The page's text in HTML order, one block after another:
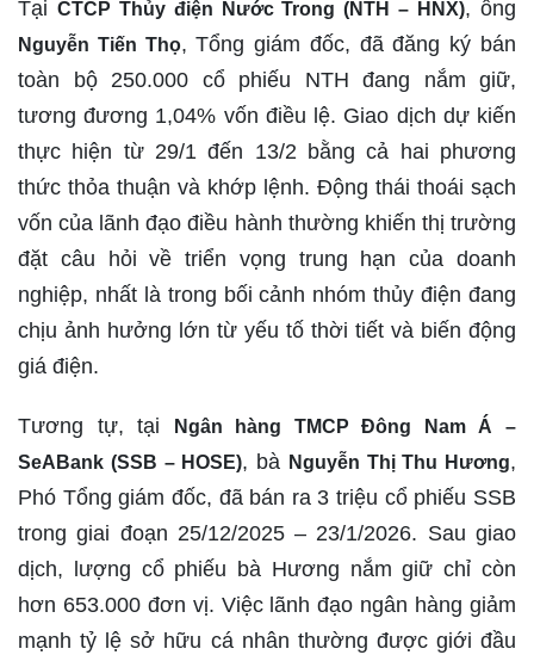
Tại CTCP Thủy điện Nước Trong (NTH – HNX), ông
Nguyễn Tiến Thọ, Tổng giám đốc, đã đăng ký bán
toàn bộ 250.000 cổ phiếu NTH đang nắm giữ,
tương đương 1,04% vốn điều lệ. Giao dịch dự kiến
thực hiện từ 29/1 đến 13/2 bằng cả hai phương
thức thỏa thuận và khớp lệnh. Động thái thoái sạch
vốn của lãnh đạo điều hành thường khiến thị trường
đặt câu hỏi về triển vọng trung hạn của doanh
nghiệp, nhất là trong bối cảnh nhóm thủy điện đang
chịu ảnh hưởng lớn từ yếu tố thời tiết và biến động
giá điện.
Tương tự, tại
Ngân hàng TMCP Đông Nam Á –
SeABank (SSB – HOSE), bà Nguyễn Thị Thu Hương,
Phó Tổng giám đốc, đã bán ra 3 triệu cổ phiếu SSB
trong giai đoạn 25/12/2025 – 23/1/2026. Sau giao
dịch, lượng cổ phiếu bà Hương nắm giữ chỉ còn
hơn 653.000 đơn vị. Việc lãnh đạo ngân hàng giảm
mạnh tỷ lệ sở hữu cá nhân thường được giới đầu